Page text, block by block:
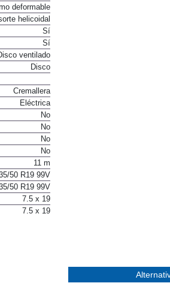
deformable
helicoidal
Sí
Sí
ventilado
Disco
Cremallera
Eléctrica
No
No
No
No
11 m
50 R19 99V
50 R19 99V
7.5 x 19
7.5 x 19